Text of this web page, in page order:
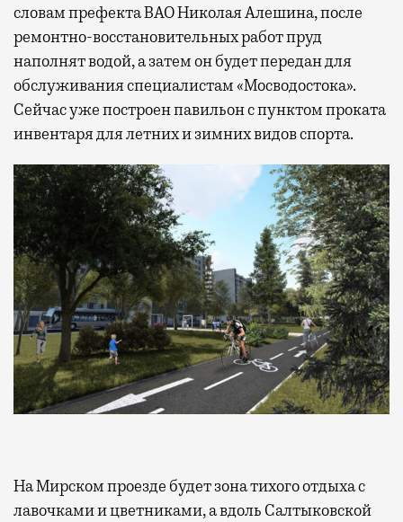
словам префекта ВАО Николая Алешина, после
ремонтно-восстановительных работ пруд
наполнят водой, а затем он будет передан для
обслуживания специалистам «Мосводостока».
Сейчас уже построен павильон с пунктом проката
инвентаря для летних и зимних видов спорта.
На Мирском проезде будет зона тихого отдыха с
лавочками и цветниками, а вдоль Салтыковской